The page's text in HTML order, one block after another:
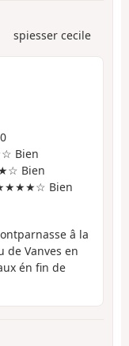
spiesser cecile
Bien
Bien
Bien
â la
de Vanves en
én fin de